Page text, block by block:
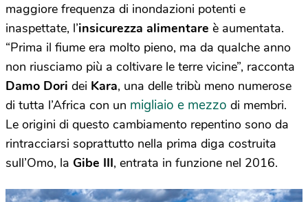
maggiore frequenza di inondazioni potenti e
inaspettate, l’insicurezza alimentare è aumentata.
“Prima il fiume era molto pieno, ma da qualche anno
non riusciamo più a coltivare le terre vicine”, racconta
Damo Dori dei Kara, una delle tribù meno numerose
di tutta l’Africa con un migliaio e mezzo di membri.
Le origini di questo cambiamento repentino sono da
rintracciarsi soprattutto nella prima diga costruita
sull’Omo, la Gibe III, entrata in funzione nel 2016.